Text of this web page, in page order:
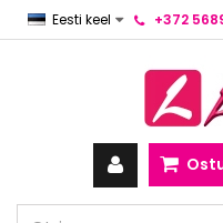
Eesti keel +372